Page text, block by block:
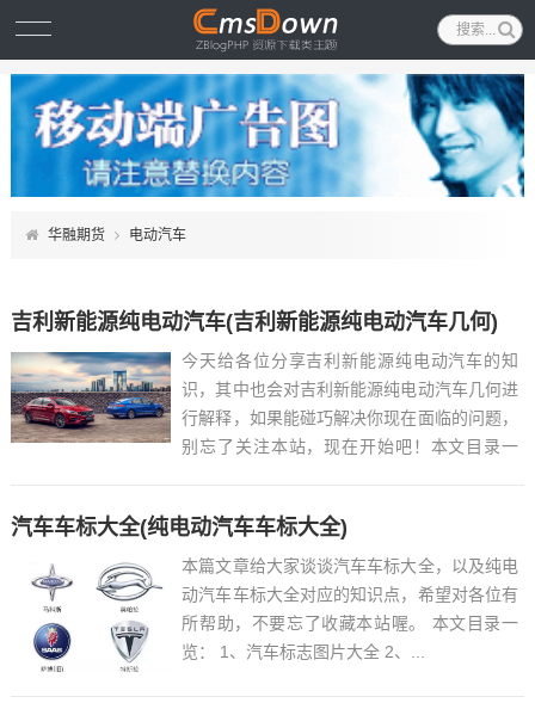
华融期货 电动汽车
吉利新能源纯电动汽车(吉利新能源纯电动汽车几何)
今天给各位分享吉利新能源纯电动汽车的知
识，其中也会对吉利新能源纯电动汽车几何进
行解释，如果能碰巧解决你现在面临的问题，
别忘了关注本站，现在开始吧！本文目录一
汽车车标大全(纯电动汽车车标大全)
本篇文章给大家谈谈汽车车标大全，以及纯电
动汽车车标大全对应的知识点，希望对各位有
所帮助，不要忘了收藏本站喔。 本文目录一
览： 1、汽车标志图片大全 2、...